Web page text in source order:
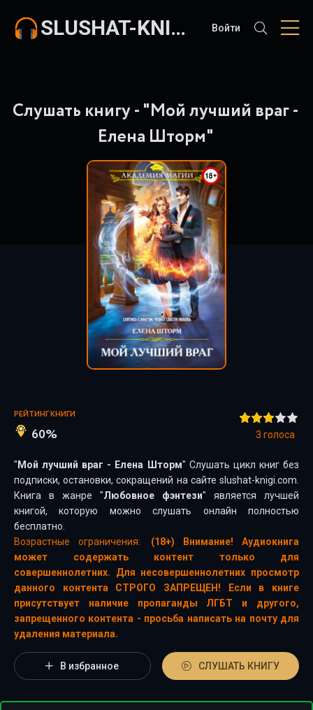
SLUSHAT-KNIGI.COM Войти
Слушать книгу - "Мой лучший враг -
Елена Шторм"
РЕЙТИНГ КНИГИ
60% 3 голоса
" Мой лучший враг - Елена Шторм" Слушать цикл книг без
подписки, остановки, сокращений на сайте slushat-knigi.com.
Книга в жанре "Любовное фэнтези" является лучшей
книгой, которую можно слушать онлайн полностью
бесплатно.
Возрастные ограничения:
(18+) Внимание! Аудиокнига
может содержать контент только для
совершеннолетних. Для несовершеннолетних просмотр
данного контента СТРОГО ЗАПРЕЩЕН! Если в книге
присутствует наличие пропаганды ЛГБТ и другого,
запрещенного контента - просьба написать на почту для
удаления материала.
В избранное СЛУШАТЬ КНИГУ